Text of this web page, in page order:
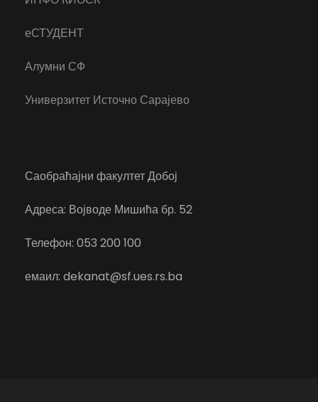
еСТУДЕНТ
Алумни СФ
Универзитет Источно Сарајево
Саобраћајни факултет Добој
Адреса: Војводе Мишића бр. 52
Телефон: 053 200 100
емаил: dekanat@sf.ues.rs.ba